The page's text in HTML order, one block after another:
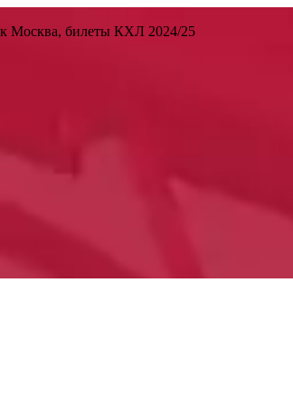
Москва, билеты КХЛ 2024/25